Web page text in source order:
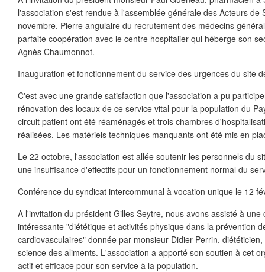
l'association s'est rendue à l'assemblée générale des Acteurs de
novembre. Pierre angulaire du recrutement des médecins
parfaite coopération avec le centre hospitalier qui héberge son
Agnès Chaumonnot.
Inauguration et fonctionnement du service des urgences du site
C'est avec une grande satisfaction que l'association a pu
rénovation des locaux de ce service vital pour la population du
circuit patient ont été réaménagés et trois chambres
réalisées. Les matériels techniques manquants ont été mis en
Le 22 octobre, l'association est allée soutenir les personnels du
une insuffisance d'effectifs pour un fonctionnement normal du
Conférence du syndicat intercommunal à vocation unique le 12
A l'invitation du président Gilles Seytre, nous avons assisté à
intéressante "diététique et activités physique dans la prévention
cardiovasculaires" donnée par monsieur Didier Perrin,
science des aliments. L'association a apporté son soutien à cet
actif et efficace pour son service à la population.